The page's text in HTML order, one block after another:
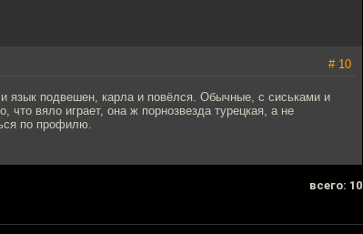
# 10
язык подвешен, карла и повёлся. Обычные, с сиськами и
вяло играет, она ж порнозвезда турецкая, а не
по профилю.
всего: 10